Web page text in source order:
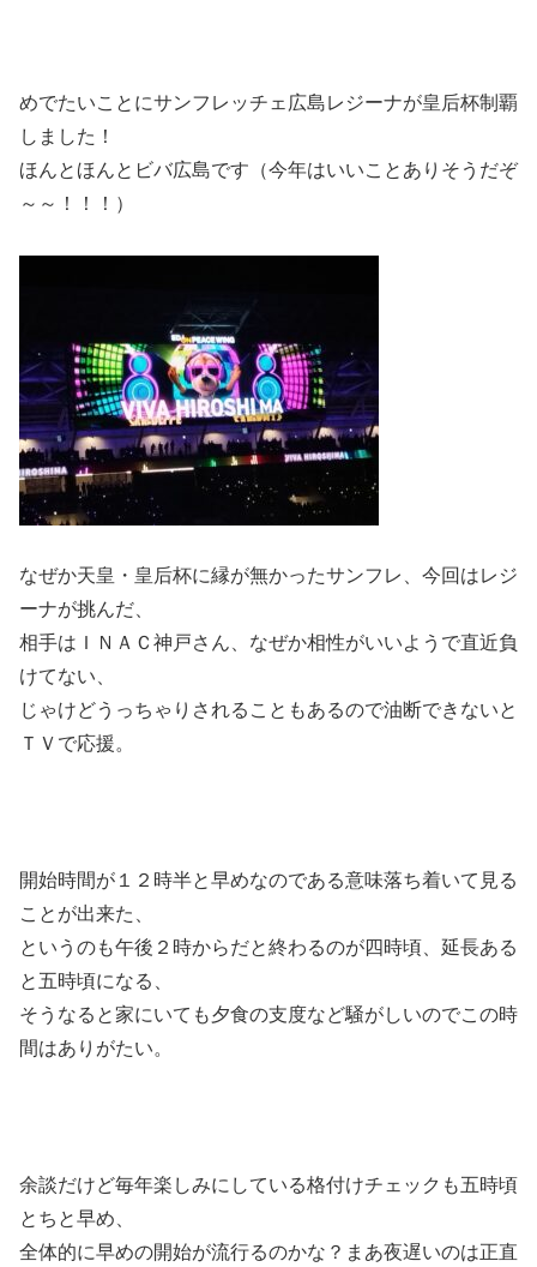
めでたいことにサンフレッチェ広島レジーナが皇后杯制覇
しました！
ほんとほんとビバ広島です（今年はいいことありそうだぞ
～～！！！）
なぜか天皇・皇后杯に縁が無かったサンフレ、今回はレジ
ーナが挑んだ、
相手はＩＮＡＣ神戸さん、なぜか相性がいいようで直近負
けてない、
じゃけどうっちゃりされることもあるので油断できないと
ＴＶで応援。
開始時間が１２時半と早めなのである意味落ち着いて見る
ことが出来た、
というのも午後２時からだと終わるのが四時頃、延長ある
と五時頃になる、
そうなると家にいても夕食の支度など騒がしいのでこの時
間はありがたい。
余談だけど毎年楽しみにしている格付けチェックも五時頃
とちと早め、
全体的に早めの開始が流行るのかな？まあ夜遅いのは正直